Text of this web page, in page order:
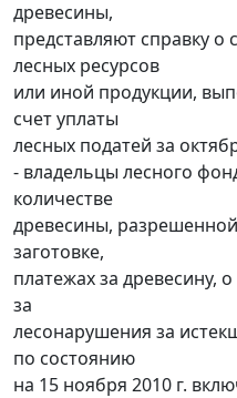
древесины,
представляют справку
лесных ресурсов
или иной продукции,
счет уплаты
лесных податей за
- владельцы лесного
количестве
древесины,
заготовке,
платежах за древесину,
за
лесонарушения за
по состоянию
на 15 ноября 2010 г.